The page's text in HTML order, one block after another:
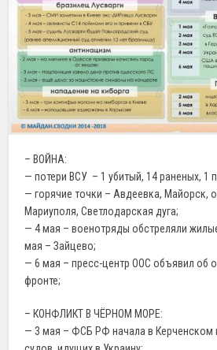
– ВОЙНА:
— потери ВСУ – 1 убитый, 14 раненых, 1
— горячие точки – Авдеевка, Майорск,
Мариуполя, Светлодарская дуга;
— 4 мая – военотряды обстреляли
мая – Зайцево;
— 6 мая – пресс-центр ООС объявил об
фронте;
– КОНФЛИКТ В ЧЁРНОМ МОРЕ:
— 3 мая – ФСБ РФ начала в Керченском